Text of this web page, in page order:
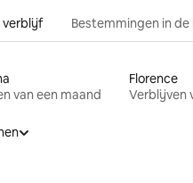
verblijf Bestemmingen in
van een maand
Florence
Verblijven